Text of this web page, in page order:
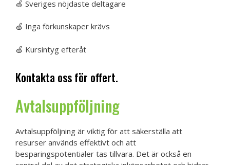
🍏 Sveriges nöjdaste deltagare
🍏 Inga förkunskaper krävs
🍏 Kursintyg efteråt
Kontakta oss för offert.
Avtalsuppföljning
Avtalsuppföljning är viktig för att säkerställa att
resurser används effektivt och att
besparingspotentialer tas tillvara. Det är också en